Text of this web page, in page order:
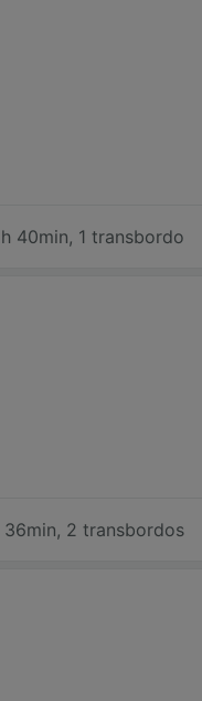
40min, 1 transbordo
36min, 2 transbordos